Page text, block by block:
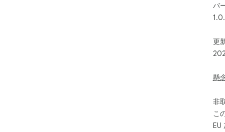
ま
・
任
・
・
・
用
バ
更
懸
非
こ
EU